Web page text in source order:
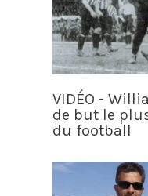
VIDÉO -
de but le
du football